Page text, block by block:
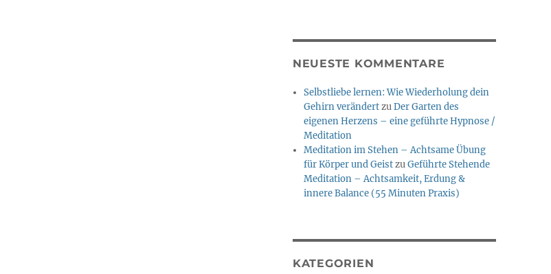
NEUESTE KOMMENTARE
Selbstliebe lernen: Wie Wiederholung dein
Gehirn verändertzuDer Garten des
eigenen Herzens – eine geführte Hypnose /
Meditation
Meditation im Stehen – Achtsame Übung
für Körper und GeistzuGeführte Stehende
Meditation – Achtsamkeit, Erdung &
innere Balance (55 Minuten Praxis)
KATEGORIEN